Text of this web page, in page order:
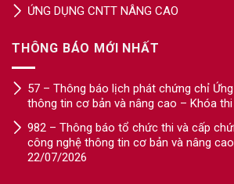
ỨNG DỤNG CNTT NÂNG CAO
THÔNG BÁO MỚI NHẤT
57 – Thông báo lịch phát chứng chỉ
thông tin cơ bản và nâng cao – Khóa
982 – Thông báo tổ chức thi và cấp
công nghệ thông tin cơ bản và nâng
22/07/2026